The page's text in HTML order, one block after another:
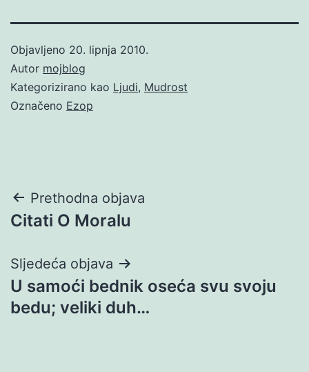
Objavljeno 20. lipnja 2010.
Autor mojblog
Kategorizirano kao Ljudi, Mudrost
Označeno Ezop
Navigacija
objava
Prethodna objava
Citati O Moralu
Sljedeća objava
U samoći bednik oseća svu svoju
bedu; veliki duh…